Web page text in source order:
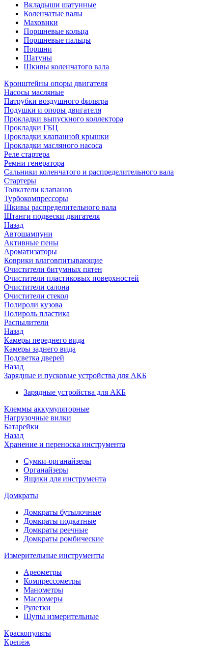
Вкладыши шатунные
Коленчатые валы
Маховики
Поршневые кольца
Поршневые пальцы
Поршни
Шатуны
Шкивы коленчатого вала
Кронштейны опоры двигателя
Насосы масляные
Патрубки воздушного фильтра
Подушки и опоры двигателя
Прокладки выпускного коллектора
Прокладки ГБЦ
Прокладки клапанной крышки
Прокладки масляного насоса
Реле стартера
Ремни генератора
Сальники коленчатого и распределительного вала
Стартеры
Толкатели клапанов
Турбокомпрессоры
Шкивы распределительного вала
Штанги подвески двигателя
Назад
Автошампуни
Активные пены
Ароматизаторы
Коврики влаговпитывающие
Очистители битумных пятен
Очистители пластиковых поверхностей
Очистители салона
Очистители стекол
Полироли кузова
Полироль пластика
Распылители
Назад
Камеры переднего вида
Камеры заднего вида
Подсветка дверей
Назад
Зарядные и пусковые устройства для АКБ
Зарядные устройства для АКБ
Клеммы аккумуляторные
Нагрузочные вилки
Батарейки
Назад
Хранение и переноска инструмента
Сумки-органайзеры
Органайзеры
Ящики для инструмента
Домкраты
Домкраты бутылочные
Домкраты подкатные
Домкраты реечные
Домкраты ромбические
Измерительные инструменты
Ареометры
Компрессометры
Манометры
Масломеры
Рулетки
Щупы измерительные
Краскопульты
Крепёж